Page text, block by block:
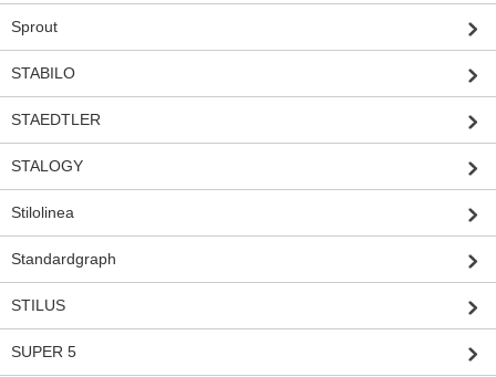
Sprout
STABILO
STAEDTLER
STALOGY
Stilolinea
Standardgraph
STILUS
SUPER 5